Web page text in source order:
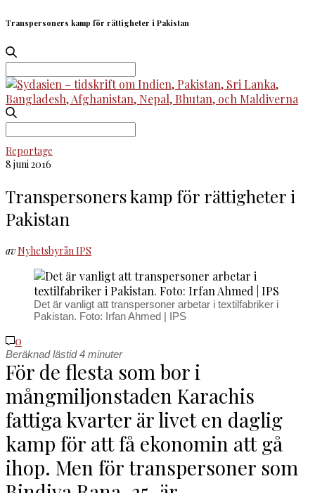
Transpersoners kamp för rättigheter i Pakistan
Search
for:
Search
Reportage
8 juni 2016
Transpersoners kamp för rättigheter i
Pakistan
avNyhetsbyrån IPS
Det är vanligt att transpersoner arbetar i textilfabriker i
Pakistan. Foto: Irfan Ahmed | IPS
0
Beräknad lästid4 minuter
För de flesta som bor i
mångmiljonstaden Karachis
fattiga kvarter är livet en daglig
kamp för att få ekonomin att gå
ihop. Men för transpersoner som